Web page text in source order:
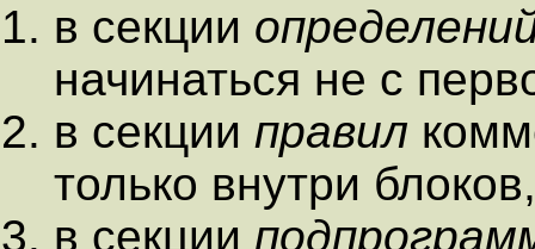
в секции
начинаться не с
в секции правил
только внутри
в секции